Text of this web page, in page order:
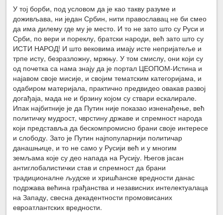
У тој борби, под условом да је као такву разуме и
доживљава, ни један Србин, нити православац не би смео
да има дилему где му је место. И то не зато што су Руси и
Срби, по вери и пореклу, братски народи, већ зато што су
ИСТИ НАРОД! И што вековима имају исте непријатеље и
трпе исту, безразложну, мржњу. У том смислу, они који су
од почетка са нама знају да је портал ЦЕОПОМ-Истина и
најавом своје мисије, и својим тематским категоријама, и
одабиром материјала, практично предвидео овакав развој
догађаја, мада не и брзину којом су ствари ескалирале.
Ипак најбитније је да Путин није показао изненађење, већ
политичку мудрост, чврстину државе и спремност народа
који представља да бескомпромисно брани своје интересе
и слободу. Зато је Путин најпопуларнији политичар
данашњице, и то не само у Русији већ и у многим
земљама које су део напада на Русију. Његов јасан
антиглобалистички став и спремност да брани
традиционалне људске и хришћанске вредности данас
подржава већина грађанства и независних интелектуалаца
на Западу, свесна декадентности промовисаних
евроатлантских вредности.